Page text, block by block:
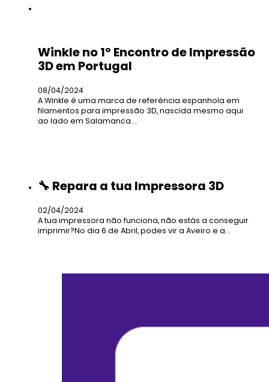
Winkle no 1º Encontro de Impressão
3D em Portugal
08/04/2024
A Winkle é uma marca de referência espanhola em
filamentos para impressão 3D, nascida mesmo aqui
ao lado em Salamanca.…
🔧 Repara a tua Impressora 3D
02/04/2024
A tua impressora não funciona, não estás a conseguir
imprimir?No dia 6 de Abril, podes vir a Aveiro e a…